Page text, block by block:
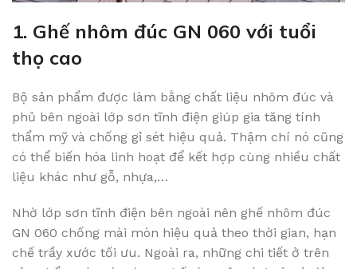
1. Ghế nhôm đúc GN 060 với tuổi
thọ cao
Bộ sản phẩm được làm bằng chất liệu nhôm đúc và
phủ bên ngoài lớp sơn tĩnh điện giúp gia tăng tính
thẩm mỹ và chống gỉ sét hiệu quả. Thậm chí nó cũng
có thể biến hóa linh hoạt để kết hợp cùng nhiều chất
liệu khác như gỗ, nhựa,…
Nhờ lớp sơn tĩnh điện bên ngoài nên ghế nhôm đúc
GN 060 chống mài mòn hiệu quả theo thời gian, hạn
chế trầy xước tối ưu. Ngoài ra, những chi tiết ở trên